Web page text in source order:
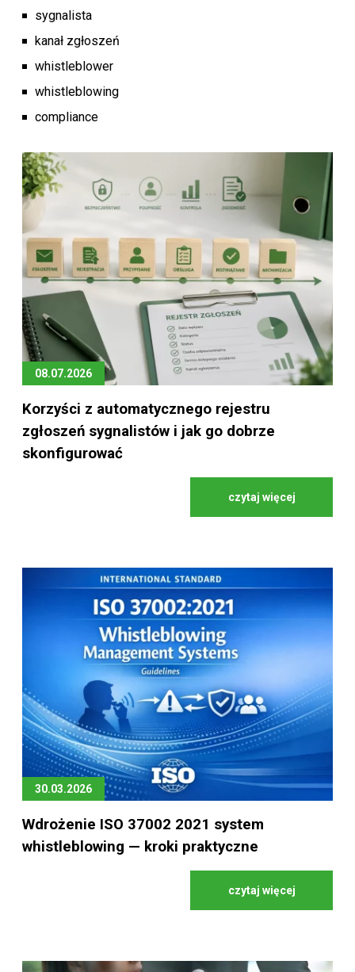
08.07.2026
Korzyści z automatycznego rejestru
zgłoszeń sygnalistów i jak go dobrze
skonfigurować
czytaj więcej
30.03.2026
Wdrożenie ISO 37002 2021 system
whistleblowing — kroki praktyczne
czytaj więcej
sygnalista
kanał zgłoszeń
whistleblower
whistleblowing
compliance